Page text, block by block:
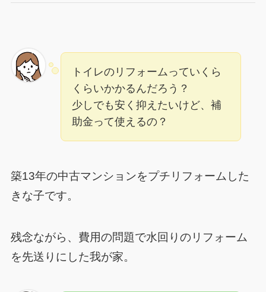
トイレのリフォームっていくら
くらいかかるんだろう？
少しでも安く抑えたいけど、補
助金って使えるの？
築13年の中古マンションをプチリフォームした
きな子です。
残念ながら、費用の問題で水回りのリフォーム
を先送りにした我が家。